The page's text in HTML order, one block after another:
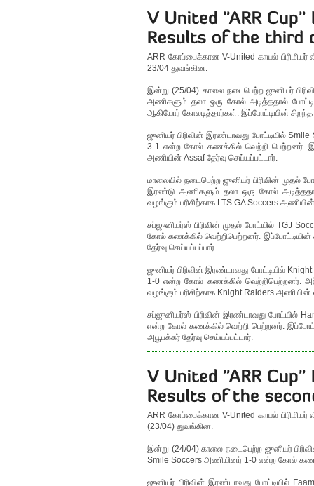
ARR கோப்பைக்கான V-United காயல் பிரிமியர்
23/04 துவங்கின.
இன்று (25/04) காலை நடைபெற்ற ஜுனியர்
அணிகளும் தலா ஒரு கோல் அடித்ததால் போட்டி
ஆகியோர் கோலடித்தார்கள். இப்போட்டியின் சிறந்த
ஜுனியர் பிரிவின் இரண்டாவது போட்டியில்
3-1 என்ற கோல் கணக்கில் வெற்றி பெற்றனர்.
அணியின் Assaf தேர்வு செய்யப்பட்டார்.
மாலையில் நடைபெற்ற ஜுனியர் பிரிவின் முதல்
இரண்டு அணிகளும் தலா ஒரு கோல் அடித்ததால்
வழங்கும் பரிசிற்காக LTS GA Soccers
சப்ஜுனியர்ஸ் பிரிவின் முதல் போட்யில் TGJ
கோல் கணக்கில் வெற்றிபெற்றனர். இப்போட்டியின்
தேர்வு செய்யப்பப்பார்.
ஜுனியர் பிரிவின் இரண்டாவது போட்டியில்
1-0 என்ற கோல் கணக்கில் வெற்றிபெற்றனர்.
வழங்கும் பரிசிற்காக Knight Raiders அணியின்
சப்ஜுனியர்ஸ் பிரிவின் இரண்டாவது போட்யில்
என்ற கோல் கணக்கில் வெற்றி பெற்றனர்.
அபூபக்கர் தேர்வு செய்யப்பட்டார்.
ARR கோப்பைக்கான V-United காயல் பிரிமியர்
(23/04) துவங்கின.
இன்று (24/04) காலை நடைபெற்ற ஜுனியர்
Smile Soccers அணியினர் 1-0 என்ற கோல்
ஜுனியர் பிரிவின் இரண்டாவது போட்டியில்